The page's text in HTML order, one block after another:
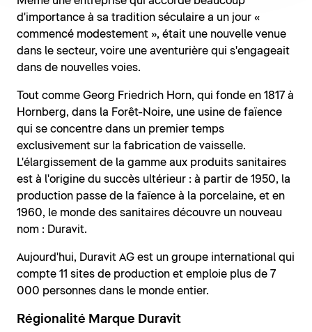
d'importance à sa tradition séculaire a un jour «
commencé modestement », était une nouvelle venue
dans le secteur, voire une aventurière qui s'engageait
dans de nouvelles voies.
Tout comme Georg Friedrich Horn, qui fonde en 1817 à
Hornberg, dans la Forêt-Noire, une usine de faïence
qui se concentre dans un premier temps
exclusivement sur la fabrication de vaisselle.
L'élargissement de la gamme aux produits sanitaires
est à l'origine du succès ultérieur : à partir de 1950, la
production passe de la faïence à la porcelaine, et en
1960, le monde des sanitaires découvre un nouveau
nom : Duravit.
Aujourd'hui, Duravit AG est un groupe international qui
compte 11 sites de production et emploie plus de 7
000 personnes dans le monde entier.
Régionalité Marque Duravit